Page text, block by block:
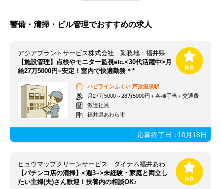
警備・清掃・ビル管理でおすすめの求人
アジアプラントサービス株式会社 勤務地：福井県あわら市
【施設管理】点検やモニター監視etc.<30代活躍中>月
給27万5000円~安定！室内で快適勤務＊*
ハピラインふくい 芦原温泉駅
月27万5000～28万5000円＋各種手当＋交通費
派遣社員
福井県あわら市
応募終了日：10月18日
ヒュウマップクリーンサービス ダイナム福井あわら店
【パチンコ店の清掃】<週3~>未経験・家庭と両立し
たい主婦(夫)さん歓迎！扶養内の相談OK♪